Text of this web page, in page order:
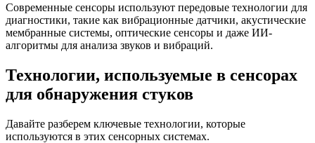
Современные сенсоры используют передовые технологии для
диагностики, такие как вибрационные датчики, акустические
мембранные системы, оптические сенсоры и даже ИИ-
алгоритмы для анализа звуков и вибраций.
Технологии, используемые в сенсорах
для обнаружения стуков
Давайте разберем ключевые технологии, которые
используются в этих сенсорных системах.